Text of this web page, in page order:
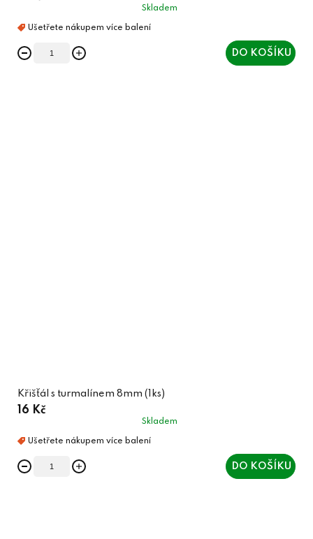
Skladem
DO KOŠÍKU
Křišťál s turmalínem 8mm (1ks)
16 Kč
Skladem
DO KOŠÍKU